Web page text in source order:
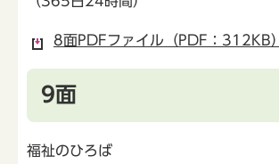
8面PDFファイル（PDF：312KB）
9面
福祉のひろば